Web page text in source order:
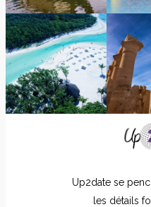
Up2date se
les détails